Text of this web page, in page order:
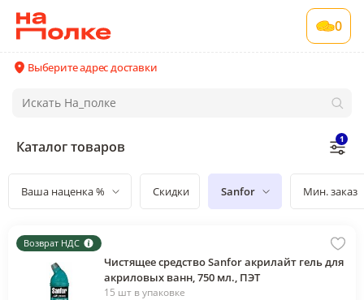
0
Выберите адрес доставки
Каталог товаров 1
Ваша наценка % Скидки Sanfor Мин. заказ
Возврат НДС
Чистящее средство Sanfor акрилайт гель для
акриловых ванн, 750 мл., ПЭТ
15 шт в упаковке